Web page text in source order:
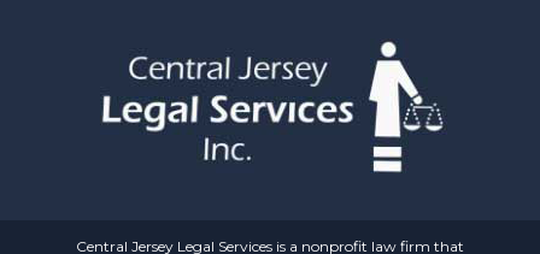
Central Jersey Legal Services is a nonprofit law firm that